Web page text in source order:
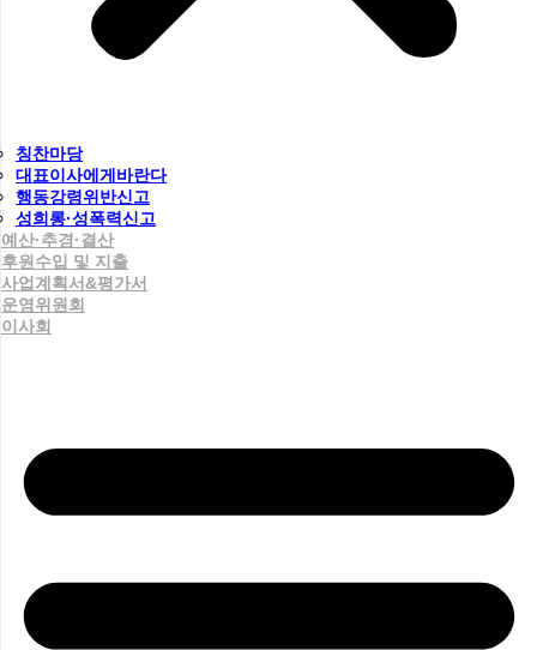
칭찬마당
대표이사에게바란다
행동강령위반신고
성희롱·성폭력신고
예산·추경·결산
후원수입 및 지출
사업계획서&평가서
운영위원회
이사회